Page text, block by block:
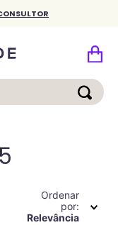
Ordenar
por
Relevância